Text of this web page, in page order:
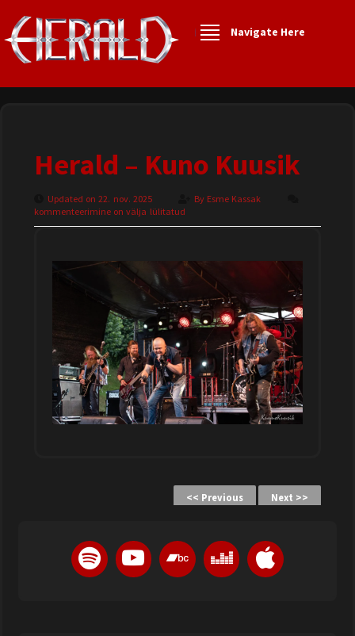
Navigate Here
Herald – Kuno Kuusik
Updated on 22. nov. 2025 By Esme Kassak
kommenteerimine on välja lülitatud
<< Previous Next >>